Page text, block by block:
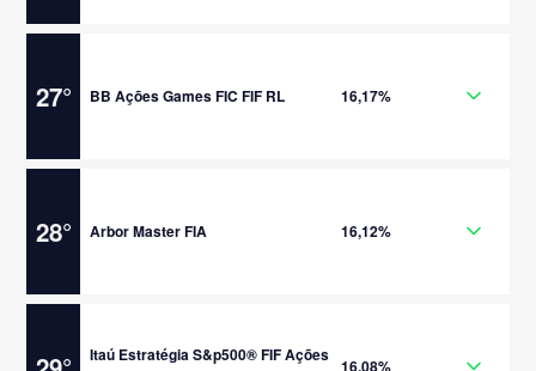
27° BB Ações Games FIC FIF RL 16,17%
28° Arbor Master FIA 16,12%
Itaú Estratégia S&p500® FIF Ações
16,08%